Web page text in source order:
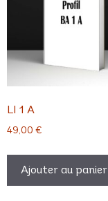
LI 1 A
49,00 €
Ajouter au panier